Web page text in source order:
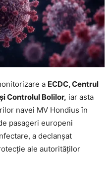
a ECDC, Centrul
Controlul Bolilor, iar asta
navei MV Hondius în
pasageri europeni
a declanșat
ale autorităților